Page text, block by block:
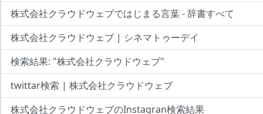
株式会社クラウドウェブではじまる言葉 - 辞書すべて
株式会社クラウドウェブ | シネマトゥーデイ
検索結果: "株式会社クラウドウェブ"
twittar検索 | 株式会社クラウドウェブ
株式会社クラウドウェブのInstagran検索結果